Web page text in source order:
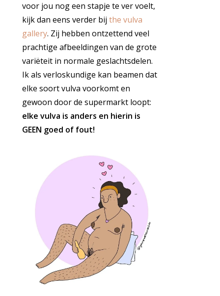
voor jou nog een stapje te ver voelt,
kijk dan eens verder bij the vulva
gallery. Zij hebben ontzettend veel
prachtige afbeeldingen van de grote
variëteit in normale geslachtsdelen.
Ik als verloskundige kan beamen dat
elke soort vulva voorkomt en
gewoon door de supermarkt loopt:
elke vulva is anders en hierin is
GEEN goed of fout!